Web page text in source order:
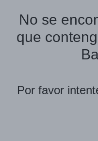
No se
que
Por favor